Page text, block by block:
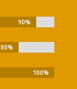
90%
90%
80%
80%
100%
100%